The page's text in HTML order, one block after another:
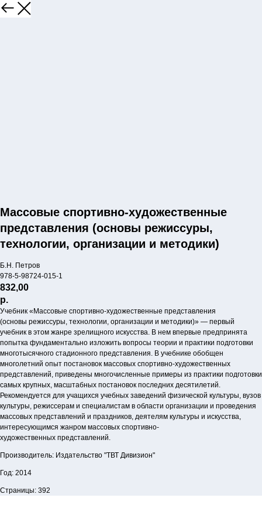
Массовые спортивно-художественные
представления (основы режиссуры,
технологии, организации и методики)
Б.Н. Петров
978-5-98724-015-1
832,00
р.
Учебник «Массовые спортивно-художественные представления
(основы режиссуры, технологии, организации и методики)» — первый
учебник в этом жанре зрелищного искусства. В нем впервые предпринята
попытка фундаментально изложить вопросы теории и практики подготовки
многотысячного стадионного представления. В учебнике обобщен
многолетний опыт постановок массовых спортивно-художественных
представлений, приведены многочисленные примеры из практики подготовки
самых крупных, масштабных постановок последних десятилетий.
Рекомендуется для учащихся учебных заведений физической культуры, вузов
культуры, режиссерам и специалистам в области организации и проведения
массовых представлений и праздников, деятелям культуры и искусства,
интересующимся жанром массовых спортивно-
художественных представлений.
Производитель: Издательство "ТВТ Дивизион"
Год: 2014
Страницы: 392